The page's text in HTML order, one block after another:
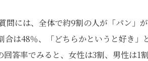
問には、全体で約9割の人が「パン」
は48％、「どちらかというと好き」
答率でみると、女性は3割、男性は1